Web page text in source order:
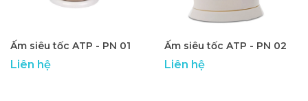
Ấm siêu tốc ATP - PN 01
Liên hệ
Ấm siêu tốc ATP - PN 02
Liên hệ